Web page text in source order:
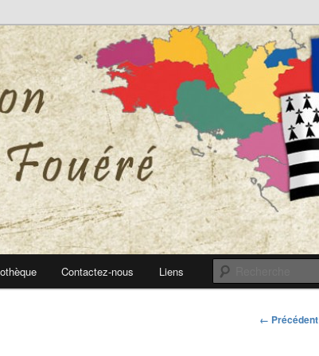
Contactez-nous Liens
Navigation
← Précédent